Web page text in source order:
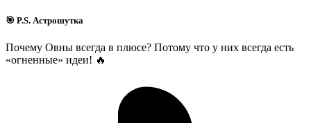
🎯 P.S. Астрошутка
Почему Овны всегда в плюсе? Потому что у них всегда есть
«огненные» идеи! 🔥